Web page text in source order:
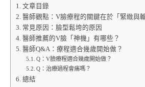
文章目錄
醫師觀點：V臉療程的關鍵在於「緊緻與輪
常見原因：臉型鬆垮的原因
醫師推薦的V臉「神機」有哪些？
醫師Q&A：療程適合幾歲開始做？
Q：V臉療程適合幾歲開始做？
Q：治療過程會痛嗎？
總結